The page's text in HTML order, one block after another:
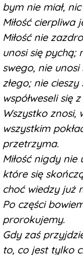
bym nie miał,
Miłość cierpliwa
Miłość nie
unosi się pychą;
swego, nie
złego; nie
współweseli się
Wszystko znosi,
wszystkim
przetrzyma.
Miłość nigdy
które się
choć wiedzy już
Po części
prorokujemy.
Gdy zaś
to, co jest tylko